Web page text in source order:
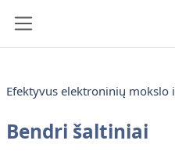
Bendri šaltiniai